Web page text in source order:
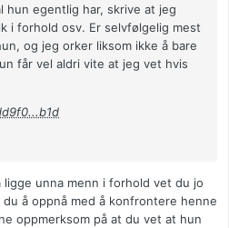
hun egentlig har, skrive at jeg
i forhold osv. Er selvfølgelig mest
og jeg orker liksom ikke å bare
får vel aldri vite at jeg vet hvis
unna menn i forhold vet du jo
å oppnå med å konfrontere henne
oppmerksom på at du vet at hun